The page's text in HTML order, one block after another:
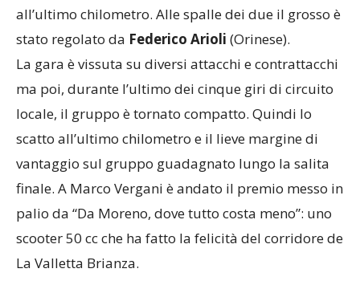
all’ultimo chilometro. Alle spalle dei due il grosso è
stato regolato da Federico Arioli (Orinese).
La gara è vissuta su diversi attacchi e contrattacchi
ma poi, durante l’ultimo dei cinque giri di circuito
locale, il gruppo è tornato compatto. Quindi lo
scatto all’ultimo chilometro e il lieve margine di
vantaggio sul gruppo guadagnato lungo la salita
finale. A Marco Vergani è andato il premio messo in
palio da “Da Moreno, dove tutto costa meno”: uno
scooter 50 cc che ha fatto la felicità del corridore de
La Valletta Brianza.